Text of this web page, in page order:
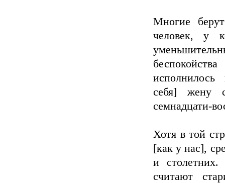
Многие
человек, у
исполнилось
себя] жену
семнадцати-
Хотя в той
[как у нас],
и столетних.
считают